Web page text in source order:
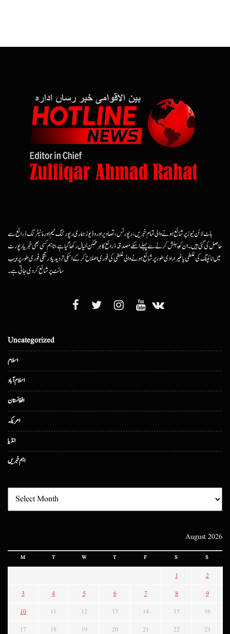
ہاٹ لائن نیوز پر شائع ہونے والی تمام خبریں، رپورٹس، تصاویر اور وڈیوز ہماری رپورٹنگ ٹیم اور مانیٹرنگ ذرائع سے
حاصل کی گئی ہیں۔ ان کو پبلش کرنے سے پہلے اسکے مصدقہ ذرائع کا ہرممکن خیال رکھا گیا ہے، تاہم کسی بھی خبر یا رپورٹ
میں ٹائپنگ کی غلطی یا غیرارادی طور پر شائع ہونے والی غلطی کی فوری اصلاح کرکے اسکی تردید یا درستگی فوری طور پر ویب
سائٹ پر شائع کردی جاتی ہے۔
Uncategorized
اسلام
اسلام آباد
افغانستان
امریکہ
انڈیا
اہم خبریں
August 2026
M T W T F S S
1 2
3 4 5 6 7 8 9
10 11 12 13 14 15 16
17 18 19 20 21 22 23